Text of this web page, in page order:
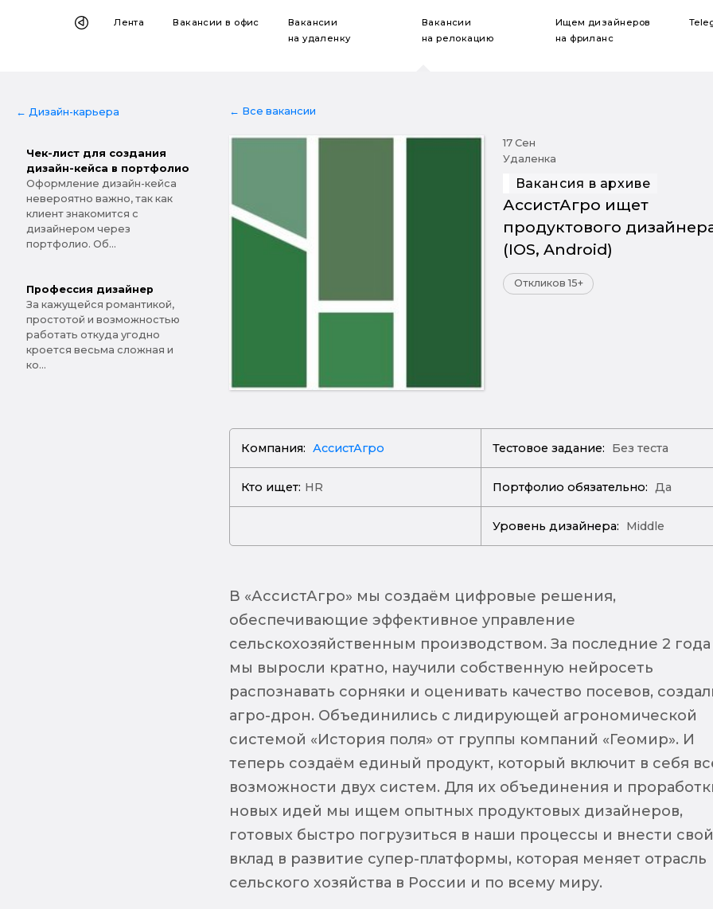
Лента Вакансиив офис
Вакансии
на удаленку
Вакансии
на релокацию
Ищем дизайнеров
на фриланс
← Дизайн-карьера
Чек-лист для создания
дизайн-кейса в портфолио
Оформление дизайн-кейса
невероятно важно, так как
клиент знакомится с
дизайнером через
портфолио. Об...
Профессия дизайнер
За кажущейся романтикой,
простотой и возможностью
работать откуда угодно
кроется весьма сложная и
ко...
← Все вакансии
17 Сен
Удаленка
Вакансия в архиве
АссистАгро ищет
продуктового
(IOS, Android)
Откликов 15+
Компания: АссистАгро Тестовое задание: Без теста
Кто ищет: HR Портфолио обязательно: Да
Уровень дизайнера: Middle
В «АссистАгро» мы создаём цифровые решения,
обеспечивающие эффективное управление
сельскохозяйственным производством. За последние 2 года
мы выросли кратно, научили собственную нейросеть
распознавать сорняки и оценивать качество посевов,
агро-дрон. Объединились с лидирующей агрономической
системой «История поля» от группы компаний «Геомир». И
теперь создаём единый продукт, который включит в себя
возможности двух систем. Для их объединения и
новых идей мы ищем опытных продуктовых дизайнеров,
готовых быстро погрузиться в наши процессы и внести свой
вклад в развитие супер-платформы, которая меняет отрасль
сельского хозяйства в России и по всему миру.